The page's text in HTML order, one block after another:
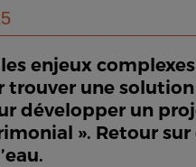
enjeux
trouver une
développer un
». Retour